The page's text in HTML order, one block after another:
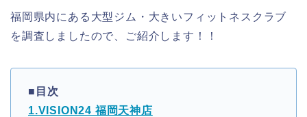
福岡県内にある大型ジム・大きいフィットネスクラブ
を調査しましたので、ご紹介します！！
■目次
1.VISION24 福岡天神店